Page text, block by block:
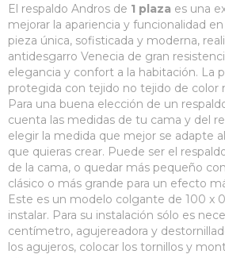
El respaldo Andros de 1 plaza es una
mejorar la apariencia y funcionalidad
pieza única, sofisticada y moderna,
antidesgarro Venecia de gran
elegancia y confort a la habitación. La
protegida con tejido no tejido de color
Para una buena elección de un
cuenta las medidas de tu cama y del
elegir la medida que mejor se adapte
que quieras crear. Puede ser el
de la cama, o quedar más pequeño
clásico o más grande para un efecto
Este es un modelo colgante de 100 x
instalar. Para su instalación sólo es
centímetro, agujereadora y
los agujeros, colocar los tornillos y